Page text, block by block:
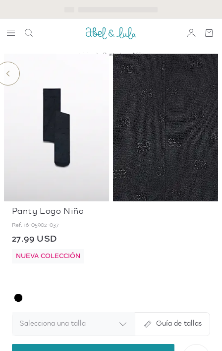
Inicio Panty Logo Niña
Panty Logo Niña
Ref. 16-05902-037
27.99 USD
NUEVA COLECCIÓN
Salecciona una talla Guía de tallas